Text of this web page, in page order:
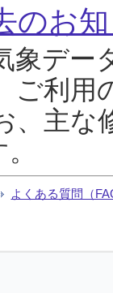
のお
デー
ご利用
、主な
よくある質問（